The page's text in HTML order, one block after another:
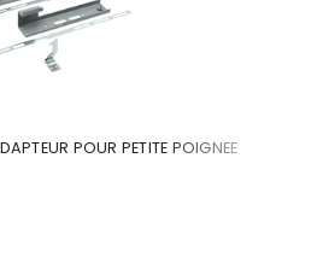
POUR PETITE POIGNEE